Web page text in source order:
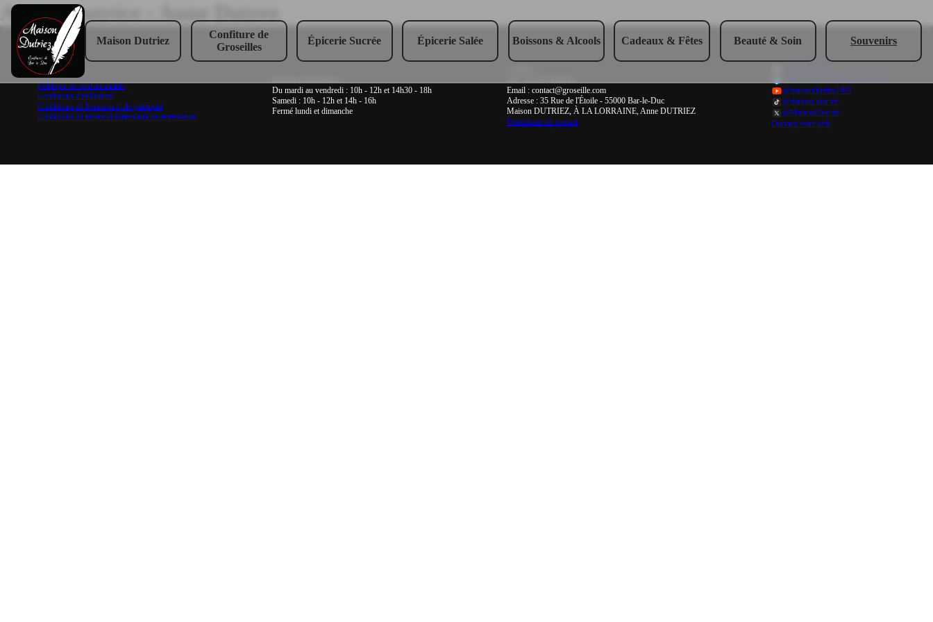
Maison Dutriez
Confiture de
Groseilles
Épicerie Sucrée Épicerie Salée Boissons & Alcools Cadeaux & Fêtes Beauté & Soin Souvenirs
Auteur/autrice :
Mentions légales
Politique de confidentialité
Conditions d'utilisation
Conditions de livraison et de paiement
Conditions de retour et formulaire de rétractation
Horaires d'ouverture :
Du mardi au vendredi : 10h - 12h et 14h30 - 18h
Samedi : 10h - 12h et 14h - 16h
Fermé lundi et dimanche
Tél. : 03 29 79 06 81
Email : contact@groseille.com
Adresse : 35 Rue de l'Étoile - 55000 Bar-le-Duc
Maison DUTRIEZ, À LA LORRAINE, Anne DUTRIEZ
Formulaire de contact
@maisondutriez1901
@maison.dutriez
@MaisonDutriez
Donnez votre avis